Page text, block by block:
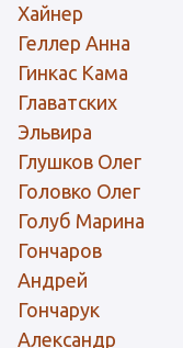
Хайнер
Геллер Анна
Гинкас Кама
Главатских
Эльвира
Глушков Олег
Головко Олег
Голуб Марина
Гончаров
Андрей
Гончарук
Александр